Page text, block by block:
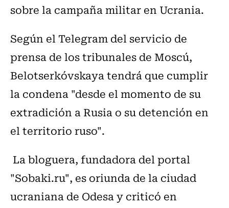
sobre la campaña militar en Ucrania.
Según el Telegram del servicio de
prensa de los tribunales de Moscú,
Belotserkóvskaya tendrá que cumplir
la condena "desde el momento de su
extradición a Rusia o su detención en
el territorio ruso".
La bloguera, fundadora del portal
"Sobaki.ru", es oriunda de la ciudad
ucraniana de Odesa y criticó en